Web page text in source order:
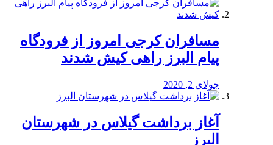
مسافران کرجی امروز از فرودگاه
پیام البرز راهی کیش شدند
جولای 2, 2020
آغاز برداشت گیلاس در شهرستان
البرز